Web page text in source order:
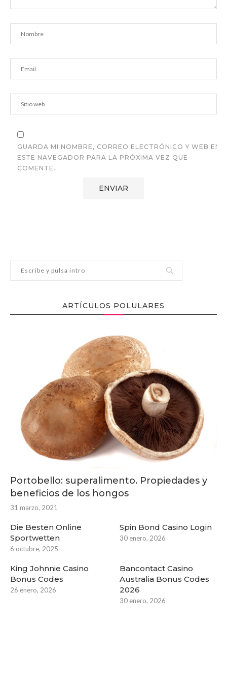
GUARDA MI NOMBRE, CORREO ELECTRÓNICO Y WEB EN
ESTE NAVEGADOR PARA LA PRÓXIMA VEZ QUE
COMENTE.
ARTÍCULOS POLULARES
Portobello: superalimento. Propiedades y
beneficios de los hongos
31 marzo, 2021
Die Besten Online
Sportwetten
6 octubre, 2025
Spin Bond Casino Login
30 enero, 2026
King Johnnie Casino
Bonus Codes
26 enero, 2026
Bancontact Casino
Australia Bonus Codes
2026
30 enero, 2026